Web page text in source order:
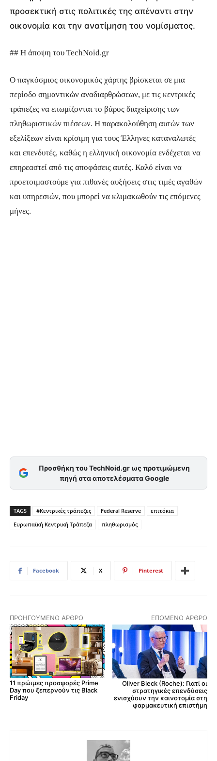
προσεκτική στις πολιτικές της απέναντι στην
οικονομία και την ανατίμηση του νομίσματος.
## Η άποψη του TechNoid.gr
Ο παγκόσμιος οικονομικός χάρτης βρίσκεται σε μια
περίοδο σημαντικών αναδιαρθρώσεων, με τις κεντρικές
τράπεζες να επωμίζονται το βάρος διαχείρισης των
πληθωριστικών πιέσεων. Η παρακολούθηση αυτών των
εξελίξεων είναι κρίσιμη για τους Έλληνες καταναλωτές
και επενδυτές, καθώς η ελληνική οικονομία ενδέχεται να
επηρεαστεί από τις αποφάσεις αυτές. Καλό είναι να
προετοιμαστούμε για πιθανές αυξήσεις στις τιμές αγαθών
και υπηρεσιών, που μπορεί να κλιμακωθούν τις επόμενες
μήνες.
Προσθήκη του TechNoid.gr ως προτιμώμενη
πηγή στα αποτελέσματα Google
TAGS #Κεντρικές τράπεζες Federal Reserve
επιτόκια
Ευρωπαϊκή Κεντρική Τράπεζα
πληθωρισμός
Facebook X Pinterest
ΠΡΟΗΓΟΎΜΕΝΟ ΆΡΘΡΟ
11 πρώιμες προσφορές Prime
Day που ξεπερνούν τις Black
Friday
ΕΠΌΜΕΝΟ ΆΡΘΡΟ
Oliver Bleck (Roche): Γιατί οι
στρατηγικές επενδύσεις
ενισχύουν την καινοτομία στη
φαρμακευτική επιστήμη